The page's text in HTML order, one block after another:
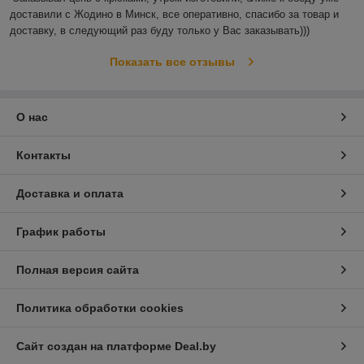
доставили с Жодино в Минск, все оперативно, спасибо за товар и
доставку, в следующий раз буду только у Вас заказывать)))
Показать все отзывы
О нас
Контакты
Доставка и оплата
График работы
Полная версия сайта
Политика обработки cookies
Сайт создан на платформе Deal.by